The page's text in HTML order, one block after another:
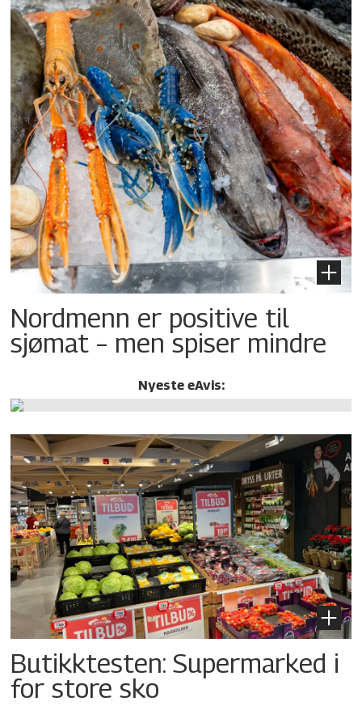
Nordmenn er positive til
sjømat – men spiser mindre
Nyeste eAvis:
Butikktesten: Supermarked i
for store sko